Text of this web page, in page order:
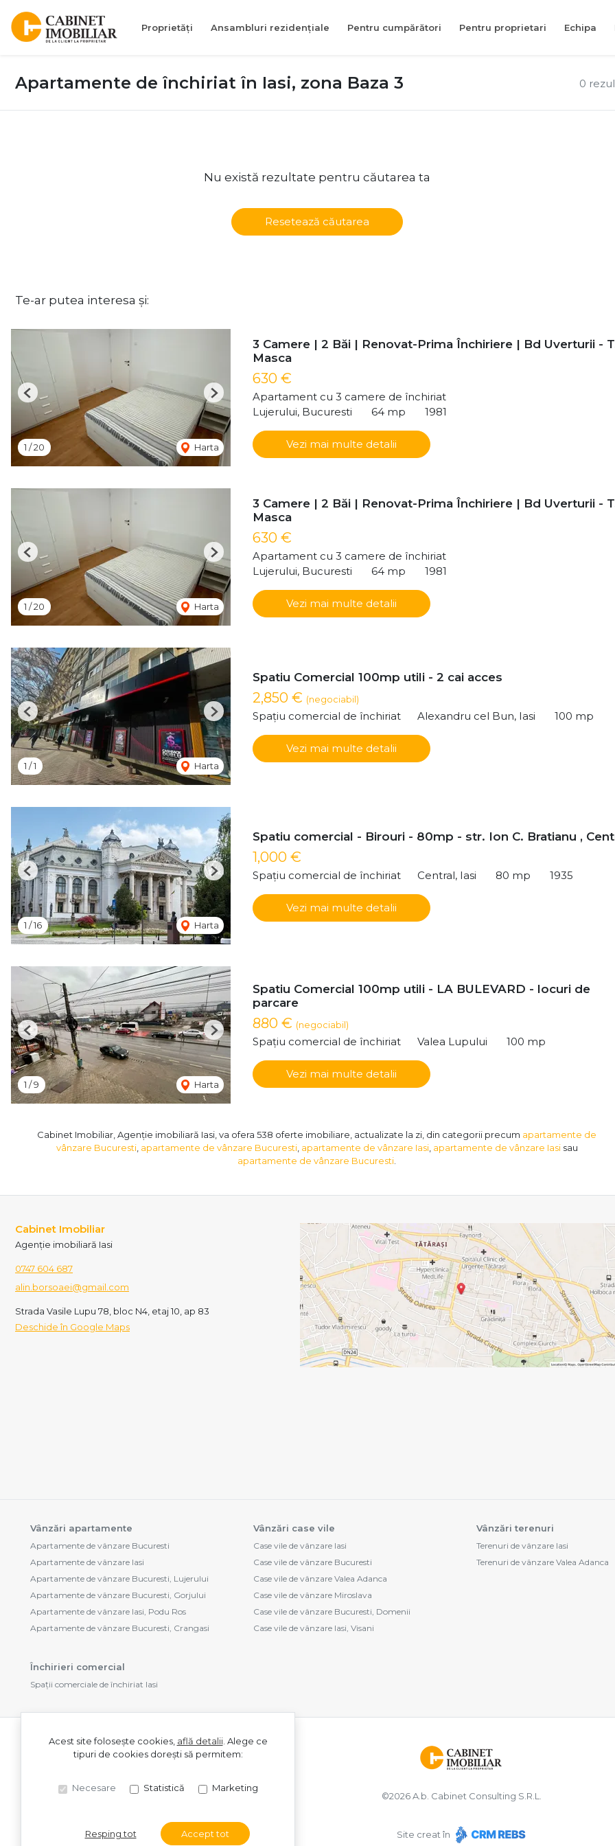
Proprietăți Ansambluri rezidențiale Pentru cumpărători Pentru proprietari Echipa
0
Apartamente de închiriat în Iasi, zona Baza 3
Nu există rezultate pentru căutarea ta
Resetează căutarea
Te-ar putea interesa și:
1 /20 Harta
Previous Next
3 Camere | 2 Băi | Renovat-Prima Închiriere | Bd Uverturii -
Masca
630 €
Apartament cu 3 camere de închiriat
Lujerului, Bucuresti
64 mp 1981
Vezi mai multe detalii
1 /20 Harta
Previous Next
3 Camere | 2 Băi | Renovat-Prima Închiriere | Bd Uverturii -
Masca
630 €
Apartament cu 3 camere de închiriat
Lujerului, Bucuresti
64 mp 1981
Vezi mai multe detalii
1 /1 Harta
Previous Next
Spatiu Comercial 100mp utili - 2 cai acces
2,850 € (negociabil)
Spațiu comercial de închiriat Alexandru cel Bun, Iasi 100 mp
Vezi mai multe detalii
1 /16 Harta
Previous Next
Spatiu comercial - Birouri - 80mp - str. Ion C. Bratianu ,
1,000 €
Spațiu comercial de închiriat Central, Iasi 80 mp 1935
Vezi mai multe detalii
1 /9 Harta
Previous Next
Spatiu Comercial 100mp utili - LA BULEVARD - locuri de
parcare
880 € (negociabil)
Spațiu comercial de închiriat Valea Lupului 100 mp
Vezi mai multe detalii
Cabinet Imobiliar, Agenție imobiliară Iasi, va ofera 538 oferte imobiliare, actualizate la zi, din categorii precum apartamente de
vânzare Bucuresti, apartamente de vânzare Bucuresti, apartamente de vânzare Iasi, apartamente de vânzare Iasisau
apartamente de vânzare Bucuresti
Cabinet Imobiliar
Agenție imobiliară Iasi
0747 604 687
alin.borsoaei@gmail.com
Strada Vasile Lupu 78, bloc N4, etaj 10, ap 83
Deschide în Google Maps
Vânzări apartamente
Apartamente de vânzare Bucuresti
Apartamente de vânzare Iasi
Apartamente de vânzare Bucuresti, Lujerului
Apartamente de vânzare Bucuresti, Gorjului
Apartamente de vânzare Iasi, Podu Ros
Apartamente de vânzare Bucuresti, Crangasi
Vânzări case vile
Case vile de vânzare Iasi
Case vile de vânzare Bucuresti
Case vile de vânzare Valea Adanca
Case vile de vânzare Miroslava
Case vile de vânzare Bucuresti, Domenii
Case vile de vânzare Iasi, Visani
Vânzări terenuri
Terenuri de vânzare Iasi
Terenuri de vânzare Valea Adanca
Închirieri comercial
Spații comerciale de închiriat Iasi
©2026A.b. Cabinet Consulting S.R.L.
Site creat în
Acest site folosește cookies, află detalii. Alege ce
tipuri de cookies dorești să permitem:
Necesare Statistică Marketing
Resping tot Accept tot